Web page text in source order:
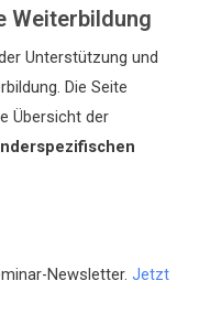
Weiterbildung
Unterstützung und
Die Seite
Übersicht der
Newsletter. Jetzt